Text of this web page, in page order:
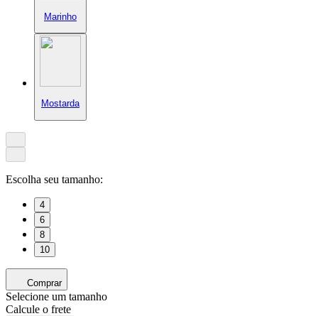
Marinho
Mostarda
Escolha seu tamanho:
4
6
8
10
Comprar
Selecione um tamanho
Calcule o frete